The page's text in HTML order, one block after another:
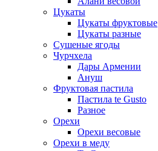
Цукаты
Цукаты фруктовые
Цукаты разные
Сушеные ягоды
Чурчхела
Дары Армении
Ануш
Фруктовая пастила
Пастила te Gusto
Разное
Орехи
Орехи весовые
Орехи в меду